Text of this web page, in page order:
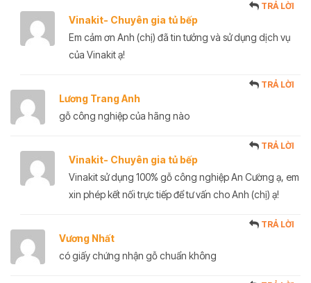
Vinakit- Chuyên gia tủ bếp
TRẢ LỜI
Em cảm ơn Anh (chị) đã tin tưởng và sử dụng dịch vụ
của Vinakit ạ!
Lương Trang Anh
TRẢ LỜI
gỗ công nghiệp của hãng nào
Vinakit- Chuyên gia tủ bếp
TRẢ LỜI
Vinakit sử dụng 100% gỗ công nghiệp An Cường ạ, em
xin phép kết nối trực tiếp để tư vấn cho Anh (chị) ạ!
Vương Nhất
TRẢ LỜI
có giấy chứng nhận gỗ chuẩn không